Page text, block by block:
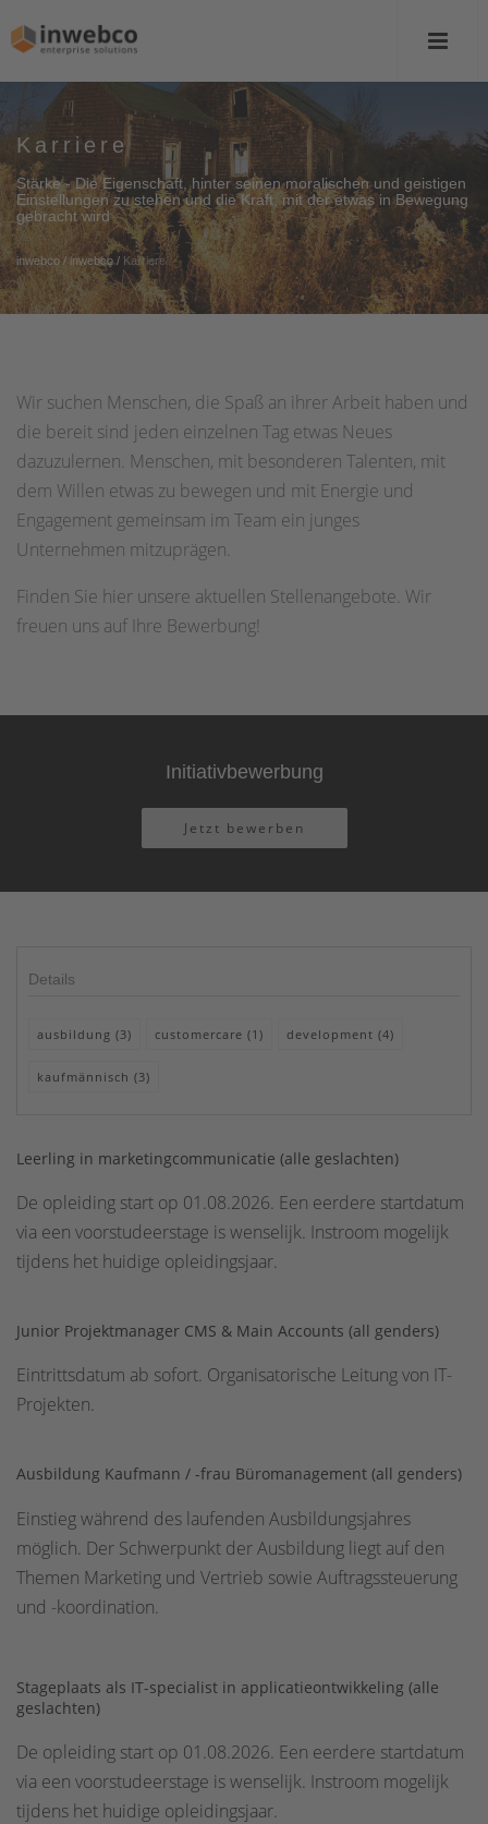
Karriere
Stärke - Die Eigenschaft, hinter seinen moralischen und geistigen
Einstellungen zu stehen und die Kraft, mit der etwas in Bewegung
gebracht wird
inwebco /inwebco/ Karriere
Wir suchen Menschen, die Spaß an ihrer Arbeit haben und
die bereit sind jeden einzelnen Tag etwas Neues
dazuzulernen. Menschen, mit besonderen Talenten, mit
dem Willen etwas zu bewegen und mit Energie und
Engagement gemeinsam im Team ein junges
Unternehmen mitzuprägen.
Finden Sie hier unsere aktuellen Stellenangebote. Wir
freuen uns auf Ihre Bewerbung!
Initiativbewerbung
Jetzt bewerben
Details
ausbildung (3) customercare (1) development (4)
kaufmännisch (3)
Leerling in marketingcommunicatie (alle geslachten)
De opleiding start op 01.08.2026. Een eerdere startdatum
via een voorstudeerstage is wenselijk. Instroom mogelijk
tijdens het huidige opleidingsjaar.
Junior Projektmanager CMS & Main Accounts (all genders)
Eintrittsdatum ab sofort. Organisatorische Leitung von IT-
Projekten.
Ausbildung Kaufmann / -frau Büromanagement (all genders)
Einstieg während des laufenden Ausbildungsjahres
möglich. Der Schwerpunkt der Ausbildung liegt auf den
Themen Marketing und Vertrieb sowie Auftragssteuerung
und -koordination.
Stageplaats als IT-specialist in applicatieontwikkeling (alle
geslachten)
De opleiding start op 01.08.2026. Een eerdere startdatum
via een voorstudeerstage is wenselijk. Instroom mogelijk
tijdens het huidige opleidingsjaar.